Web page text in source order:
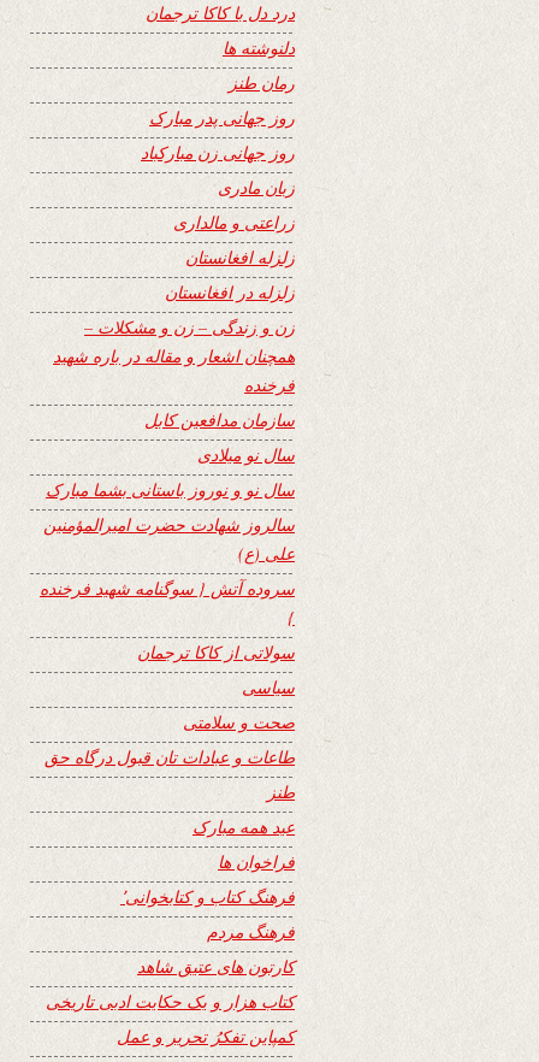
درد دل با کاکا ترجمان
دلنوشته ها
رمان طنز
روز جهانی پدر مبارک
روز جهانی زن مبارکباد
زبان مادری
زراعتی و مالداری
زلزله افغانستان
زلزله در افغانستان
زن و زندگی – زن و مشکلات –
همچنان اشعار و مقاله در باره شهید
فرخنده
سازمان مدافعین کابل
سال نو میلادی
سال نو و نوروز باستانی بشما مبارک
سالروز شهادت حضرت امیرالمؤمنین
علی (ع)
سروده آتش { سوگنامه شهید فرخنده
}
سولاتی از کاکا ترجمان
سیاسی
صحت و سلامتی
طاعات و عبادات تان قبول درگاه حق
طنز
عید همه مبارک
فراخوان ها
فرهنگ کتاب و کتابخوانی٬
فرهنگ مردم
کارتون های عتیق شاهد
کتاب هزار و یک حکایت ادبی تاریخی
کمپاین تفکرُ تحریر و عمل